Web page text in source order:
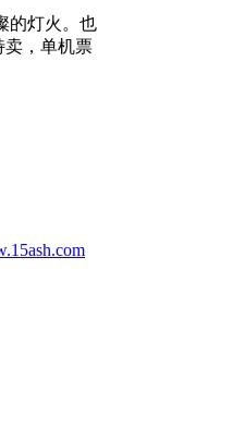
的灯火。也
卖，单机票